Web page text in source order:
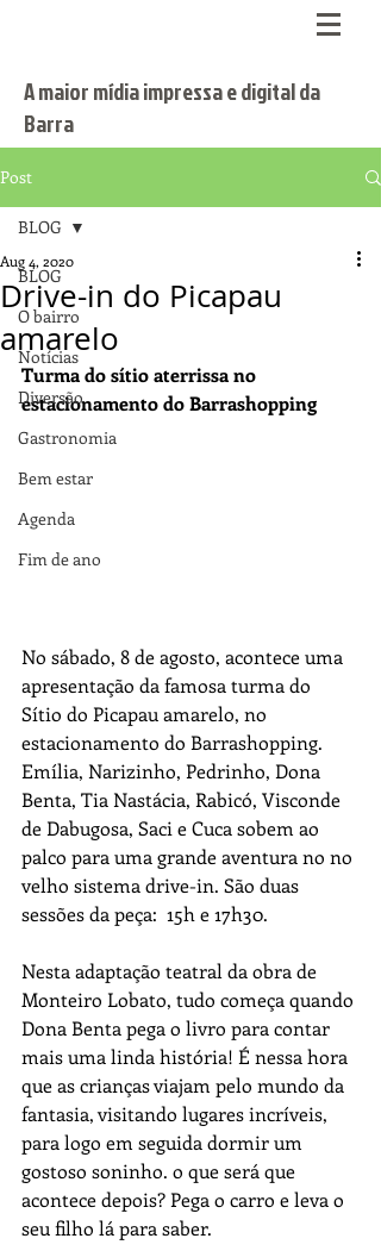
A maior mídia impressa e digital da
Barra
Post
BLOG
O bairro
Notícias
Diversão
Gastronomia
Bem estar
Agenda
Fim de ano
BLOG
Drive-in do Picapau
amarelo
Aug 4, 2020
Turma do sítio aterrissa no
estacionamento do Barrashopping
No sábado, 8 de agosto, acontece uma
apresentação da famosa turma do
Sítio do Picapau amarelo, no
estacionamento do Barrashopping.
Emília, Narizinho, Pedrinho, Dona
Benta, Tia Nastácia, Rabicó, Visconde
de Dabugosa, Saci e Cuca sobem ao
palco para uma grande aventura no no
velho sistema drive-in. São duas
sessões da peça:  15h e 17h30.
Nesta adaptação teatral da obra de
Monteiro Lobato, tudo começa quando
Dona Benta pega o livro para contar
mais uma linda história! É nessa hora
que as crianças viajam pelo mundo da
fantasia, visitando lugares incríveis,
para logo em seguida dormir um
gostoso soninho. o que será que
acontece depois? Pega o carro e leva o
seu filho lá para saber.